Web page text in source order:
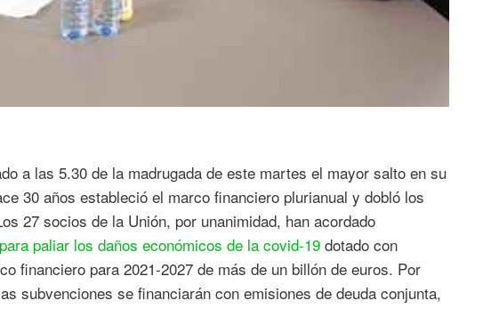
a las 5.30 de la madrugada de este martes el mayor salto en su
30 años estableció el marco financiero plurianual y dobló los
27 socios de la Unión, por unanimidad, han acordado
paliar los daños económicos de la covid-19 dotado con
financiero para 2021-2027 de más de un billón de euros. Por
subvenciones se financiarán con emisiones de deuda conjunta,